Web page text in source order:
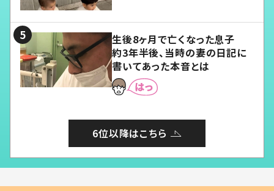
生後8ヶ月で亡くなった息子
約3年半後、当時の妻の日記に
書いてあった本音とは
6位以降はこちら